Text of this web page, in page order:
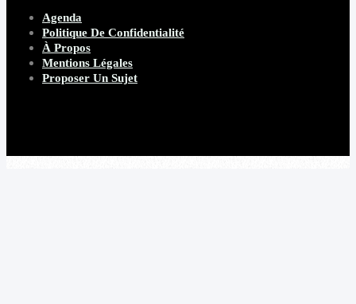
Agenda
Politique De Confidentialité
À Propos
Mentions Légales
Proposer Un Sujet